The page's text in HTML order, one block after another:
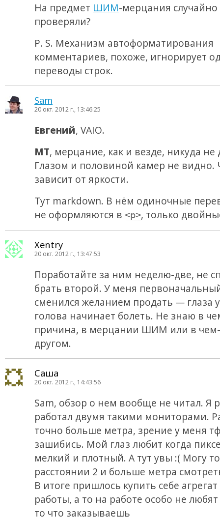
На предмет ШИМ-мерцания случайно
проверяли?
P. S. Механизм автоформатирования
комментариев, похоже, игнорирует
переводы строк.
Sam
20 окт. 2012 г., 13:46:25
Евгений, VAIO.
MT, мерцание, как и везде, никуда не
Глазом и половиной камер не видно.
зависит от яркости.
Тут markdown. В нём одиночные
не оформляются в <p>, только
Xentry
20 окт. 2012 г., 13:47:53
Поработайте за ним неделю-две, не
брать второй. У меня
сменился желанием продать — глаза
голова начинает болеть. Не знаю в
причина, в мерцании ШИМ или в
другом.
Саша
20 окт. 2012 г., 14:43:56
Sam, обзор о нем вообще не читал. Я
работал двумя такими мониторами.
точно больше метра, зрение у меня
зашибись. Мой глаз любит когда
мелкий и плотный. А тут увы :( Могу
расстоянии 2 и больше метра
В итоге пришлось купить себе
работы, а то на работе особо не
то что заказываешь